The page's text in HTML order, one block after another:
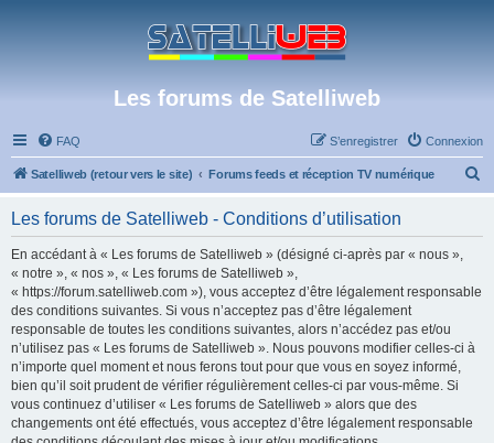
Les forums de Satelliweb
FAQ Connexion
S’enregistrer
Satelliweb (retour vers le site) Forums feeds et réception TV numérique
Les forums de Satelliweb - Conditions d’utilisation
En accédant à « Les forums de Satelliweb » (désigné ci-après par « nous »,
« notre », « nos », « Les forums de Satelliweb »,
« https://forum.satelliweb.com »), vous acceptez d’être légalement responsable
des conditions suivantes. Si vous n’acceptez pas d’être légalement
responsable de toutes les conditions suivantes, alors n’accédez pas et/ou
n’utilisez pas « Les forums de Satelliweb ». Nous pouvons modifier celles-ci à
n’importe quel moment et nous ferons tout pour que vous en soyez informé,
bien qu’il soit prudent de vérifier régulièrement celles-ci par vous-même. Si
vous continuez d’utiliser « Les forums de Satelliweb » alors que des
changements ont été effectués, vous acceptez d’être légalement responsable